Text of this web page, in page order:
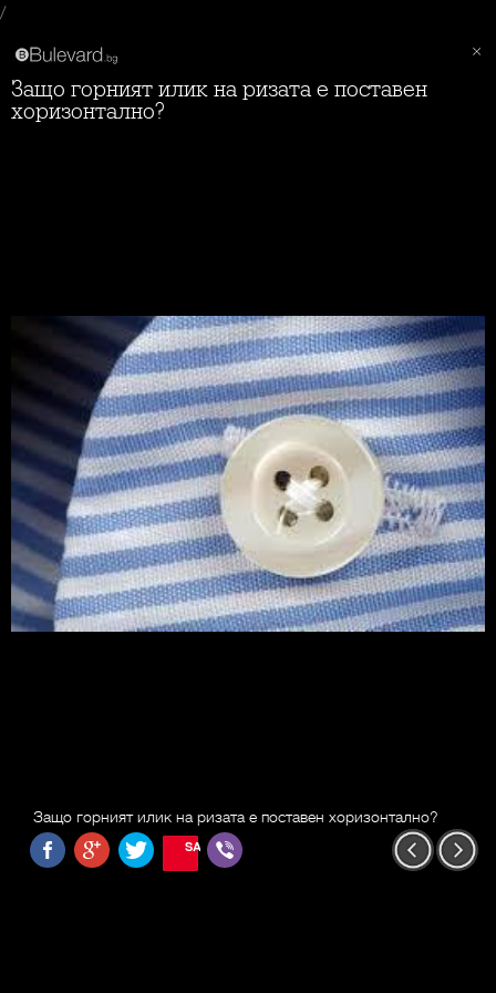
/
Защо горният илик на ризата е поставен
хоризонтално?
Защо горният илик на ризата е поставен хоризонтално?
SAVE